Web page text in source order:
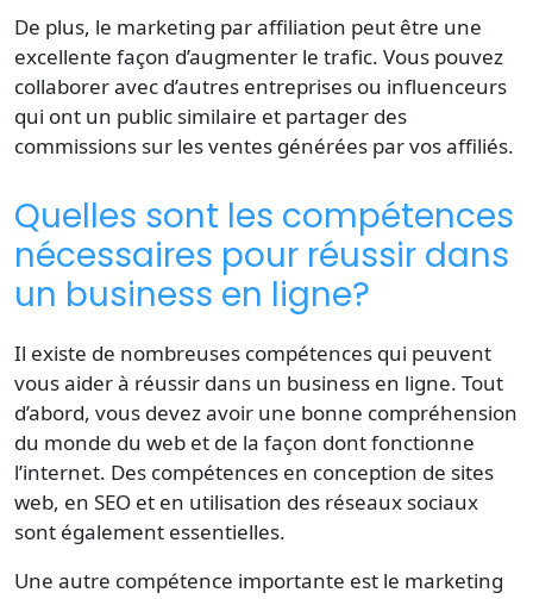
De plus, le marketing par affiliation peut être une
excellente façon d’augmenter le trafic. Vous pouvez
collaborer avec d’autres entreprises ou influenceurs
qui ont un public similaire et partager des
commissions sur les ventes générées par vos affiliés.
Quelles sont les compétences
nécessaires pour réussir dans
un business en ligne?
Il existe de nombreuses compétences qui peuvent
vous aider à réussir dans un business en ligne. Tout
d’abord, vous devez avoir une bonne compréhension
du monde du web et de la façon dont fonctionne
l’internet. Des compétences en conception de sites
web, en SEO et en utilisation des réseaux sociaux
sont également essentielles.
Une autre compétence importante est le marketing